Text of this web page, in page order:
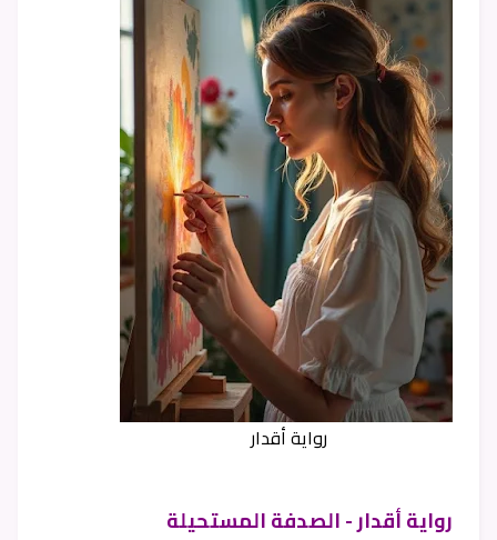
رواية أقدار
رواية أقدار - الصدفة المستحيلة